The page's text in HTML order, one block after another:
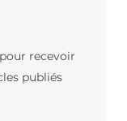
recevoir
publiés